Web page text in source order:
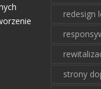
redesign
strony